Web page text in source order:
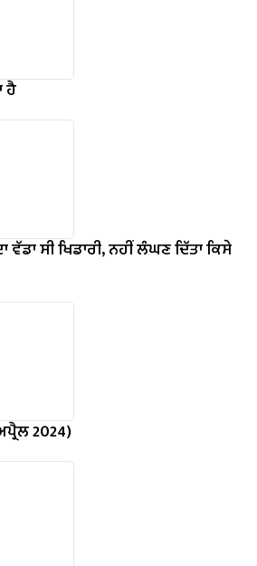
ਹੈ
ਵੱਡਾ ਸੀ ਖਿਡਾਰੀ, ਨਹੀਂ ਲੰਘਣ ਦਿੱਤਾ ਕਿਸੇ
2024)